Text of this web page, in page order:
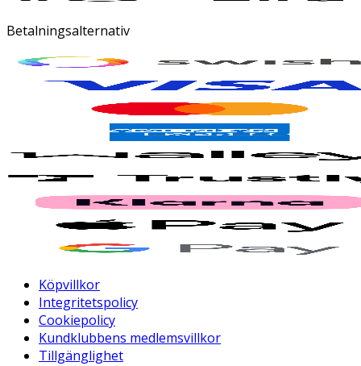
Betalningsalternativ
Köpvillkor
Integritetspolicy
Cookiepolicy
Kundklubbens medlemsvillkor
Tillgänglighet